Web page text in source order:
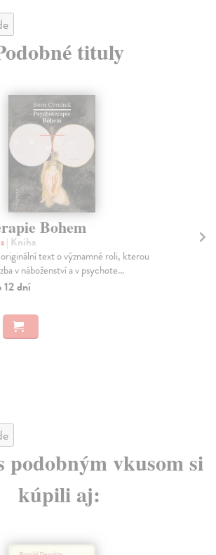
tituly
| Kniha
s tématem smrti přiměje
Hertzfelda zamýšlet se nad
podobným vkusom si
kúpili aj: